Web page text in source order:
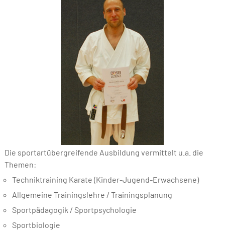
Die sportartübergreifende Ausbildung vermittelt u.a. die
Themen:
Techniktraining Karate (Kinder-Jugend-Erwachsene)
Allgemeine Trainingslehre / Trainingsplanung
Sportpädagogik / Sportpsychologie
Sportbiologie